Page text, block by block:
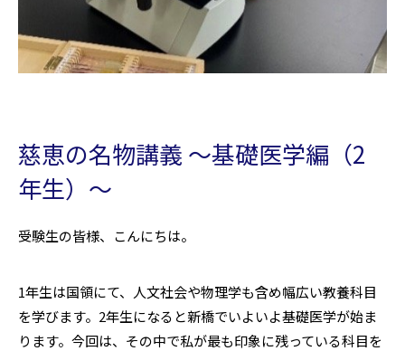
慈恵の名物講義 〜基礎医学編（2
年生）〜
受験生の皆様、こんにちは。
1年生は国領にて、人文社会や物理学も含め幅広い教養科目
を学びます。2年生になると新橋でいよいよ基礎医学が始ま
ります。今回は、その中で私が最も印象に残っている科目を